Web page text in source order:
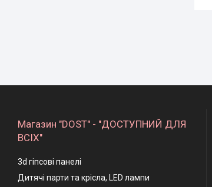
Магазин "DOST" - "ДОСТУПНИЙ ДЛЯ
ВСІХ"
3d гіпсові панелі
Дитячі парти та крісла, LED лампи